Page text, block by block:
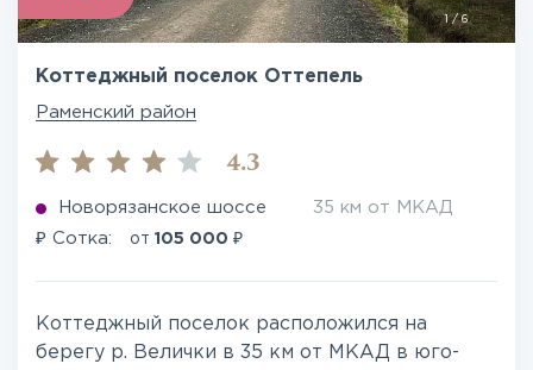
1/6
Коттеджный поселок Оттепель
Раменский район
4.3
Новорязанское шоссе 35 км от МКАД
₽ Сотка: от 105 000 ₽
Коттеджный поселок расположился на
берегу р. Велички в 35 км от МКАД в юго-